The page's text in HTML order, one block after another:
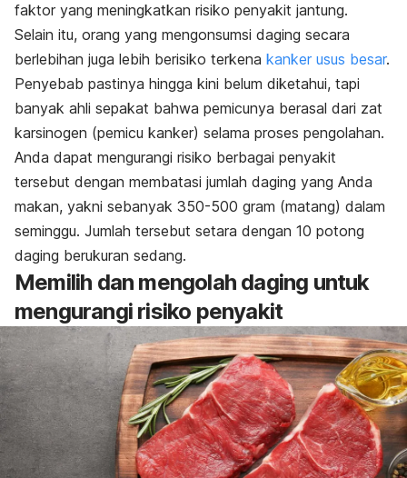
faktor yang meningkatkan risiko penyakit jantung.
Selain itu, orang yang mengonsumsi daging secara
berlebihan juga lebih berisiko terkena kanker usus besar.
Penyebab pastinya hingga kini belum diketahui, tapi
banyak ahli sepakat bahwa pemicunya berasal dari zat
karsinogen (pemicu kanker) selama proses pengolahan.
Anda dapat mengurangi risiko berbagai penyakit
tersebut dengan membatasi jumlah daging yang Anda
makan, yakni sebanyak 350-500 gram (matang) dalam
seminggu. Jumlah tersebut setara dengan 10 potong
daging berukuran sedang.
Memilih dan mengolah daging untuk
mengurangi risiko penyakit